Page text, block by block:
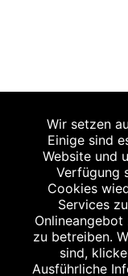
Abgabe in
und Satzfehler keine
Zu Risiken und
Sie Ihren Arzt oder
Angabe nach der
(AEP). Der AEP ist keine
Wir setzen
Einige sind
Website und
Verfügung
Cookies
Services
zu betreiben.
sind,
Ausführliche